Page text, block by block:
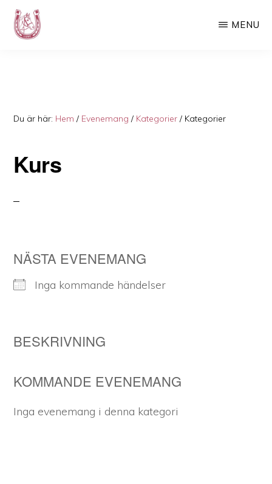
Hoppa
Hoppa
Din
i
Västerbotten
MENU
Du är här: Hem / Evenemang / Kategorier / Kategorier
Kurs
NÄSTA EVENEMANG
Inga kommande händelser
BESKRIVNING
KOMMANDE EVENEMANG
Inga evenemang i denna kategori